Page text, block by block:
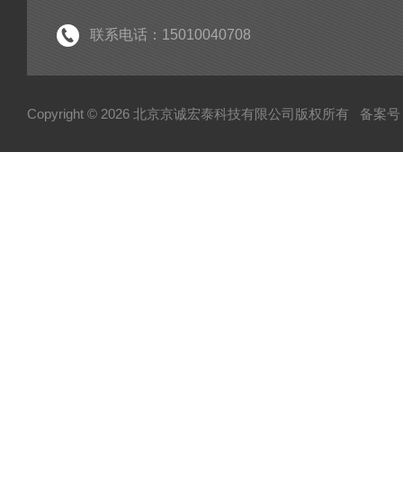
联系电话：15010040708
Copyright © 2026 北京京诚宏泰科技有限公司版权所有 备案号